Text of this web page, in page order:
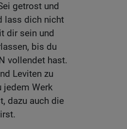
getrost und
lass dich nicht
dir sein und
bis du
vollendet hast.
Leviten zu
jedem Werk
dazu auch die